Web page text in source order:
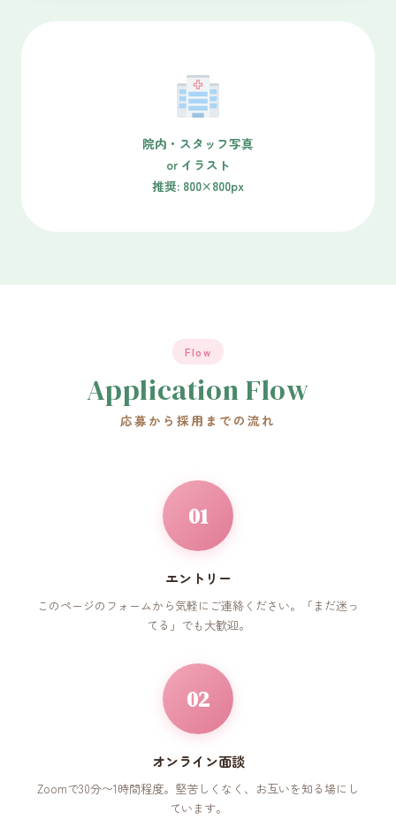
院内・スタッフ写真
or イラスト
推奨: 800×800px
Flow
Application Flow
応募から採用までの流れ
01
エントリー
このページのフォームから気軽にご連絡ください。「まだ迷っ
てる」でも大歓迎。
02
オンライン面談
Zoomで30分〜1時間程度。堅苦しくなく、お互いを知る場にし
ています。